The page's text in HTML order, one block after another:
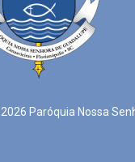
Paróquia Nossa